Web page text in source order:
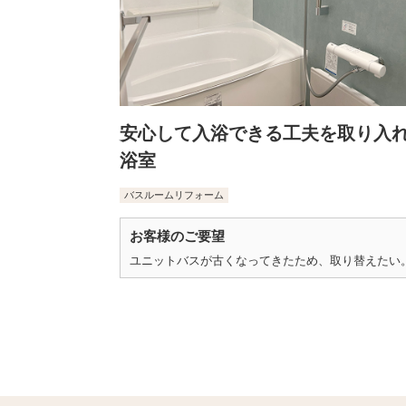
安心して入浴できる工夫を取り入
浴室
バスルームリフォーム
お客様のご要望
ユニットバスが古くなってきたため、取り替えたい